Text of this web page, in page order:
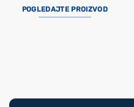
POGLEDAJTE PROIZVOD